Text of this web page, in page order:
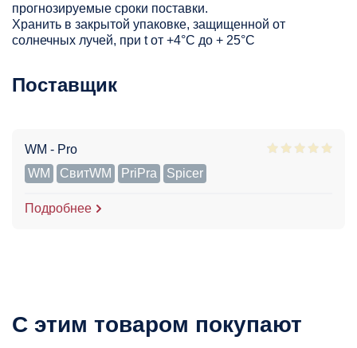
прогнозируемые сроки поставки.
Хранить в закрытой упаковке, защищенной от
солнечных лучей, при t от +4°C до + 25°С
Поставщик
WM - Pro
WM
СвитWM PriPra Spicer
Подробнее
С этим товаром покупают